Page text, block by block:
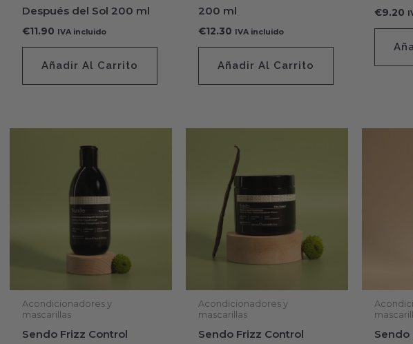
Después del Sol 200 ml
€11.90 IVA incluido
Añadir Al Carrito
200 ml
€12.30 IVA incluido
Añadir Al Carrito
€9.20
Acondicionadores y
mascarillas
Sendo Frizz Control
Acondicionadores y
mascarillas
Sendo Frizz Control
Sendo